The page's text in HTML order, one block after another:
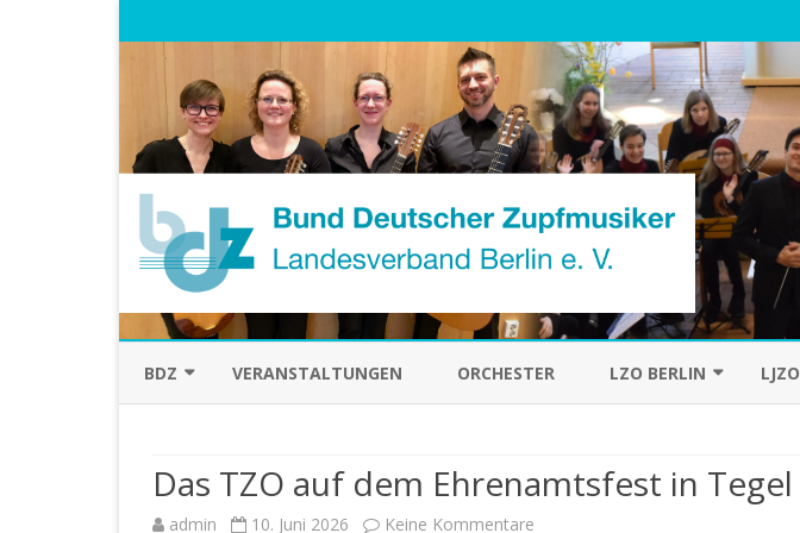
BDZ
VORSTAND
HISTORISCHES
VERANSTALTUNGEN ORCHESTER LZO BERLIN
DER DIRIGENT
LJZO
Das TZO auf dem Ehrenamtsfest in Tegel
admin 10. Juni 2026 Keine Kommentare